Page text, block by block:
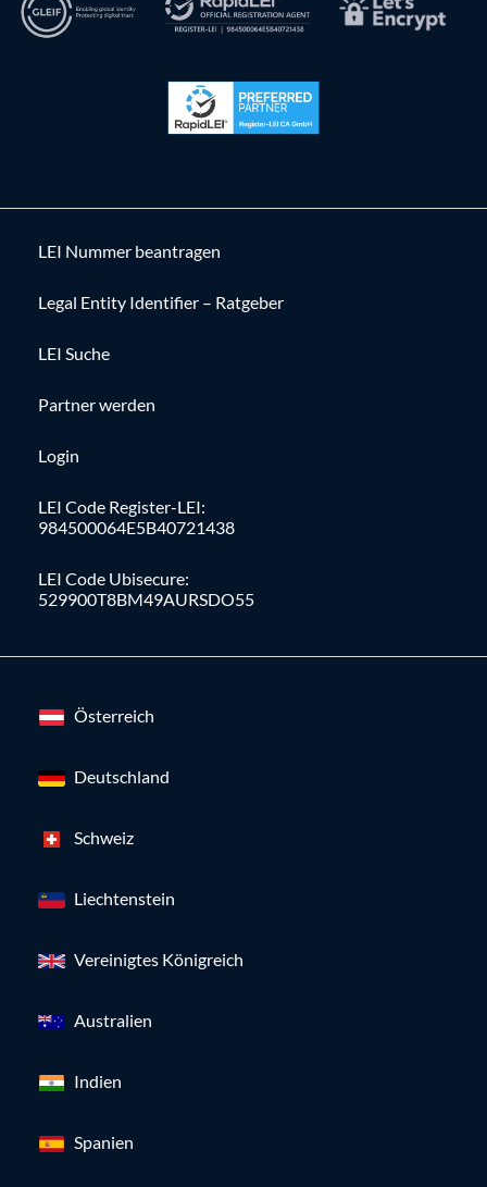
LEI Nummer beantragen
Legal Entity Identifier – Ratgeber
LEI Suche
Partner werden
Login
LEI Code Register-LEI:
984500064E5B40721438
LEI Code Ubisecure:
529900T8BM49AURSDO55
Österreich
Deutschland
Schweiz
Liechtenstein
Vereinigtes Königreich
Australien
Indien
Spanien